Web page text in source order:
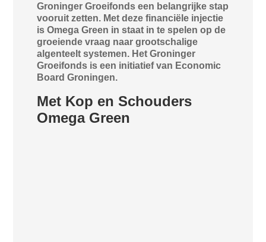
Groninger Groeifonds een belangrijke stap
vooruit zetten. Met deze financiële injectie
is Omega Green in staat in te spelen op de
groeiende vraag naar grootschalige
algenteelt systemen. Het Groninger
Groeifonds is een initiatief van Economic
Board Groningen.
Met Kop en Schouders
Omega Green